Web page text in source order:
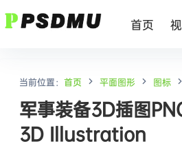
首页
当前位置： 首页 平面图形 图标
军事装备3D插图
3D Illustration